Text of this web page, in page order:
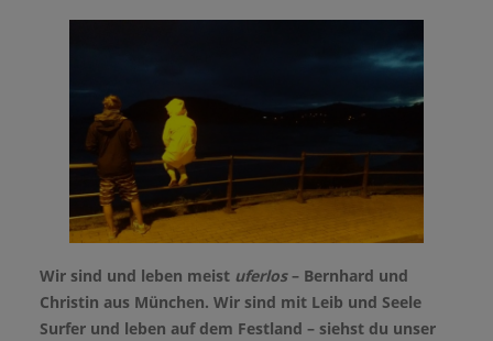
Wir sind und leben meist uferlos– Bernhard und
Christin aus München. Wir sind mit Leib und Seele
Surfer und leben auf dem Festland – siehst du unser